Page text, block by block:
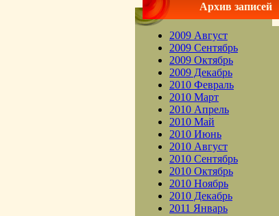
Архив записей
2009 Август
2009 Сентябрь
2009 Октябрь
2009 Декабрь
2010 Февраль
2010 Март
2010 Апрель
2010 Май
2010 Июнь
2010 Август
2010 Сентябрь
2010 Октябрь
2010 Ноябрь
2010 Декабрь
2011 Январь